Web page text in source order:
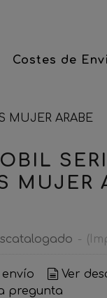
Costes de
MUJER ARABE
MUJER
-
envío
Ver
pregunta